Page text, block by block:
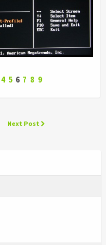
4 5 6 7 8 9
Next Post